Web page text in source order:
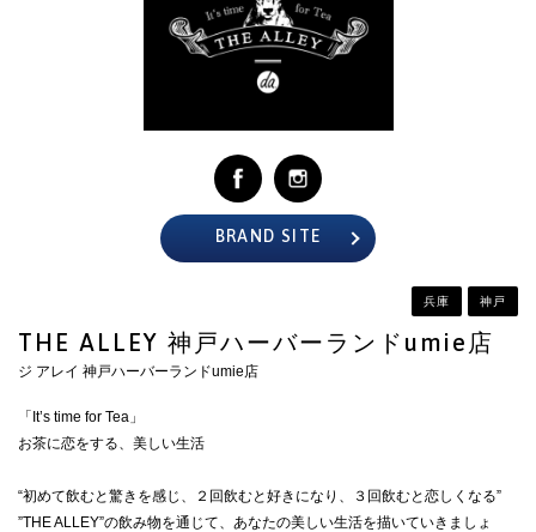
CLOSE
BRAND SITE
兵庫 神戸
THE ALLEY 神戸ハーバーランドumie店
ジ アレイ 神戸ハーバーランドumie店
「It’s time for Tea」
お茶に恋をする、美しい生活
“初めて飲むと驚きを感じ、２回飲むと好きになり、３回飲むと恋しくなる”
”THE ALLEY”の飲み物を通じて、あなたの美しい生活を描いていきましょ